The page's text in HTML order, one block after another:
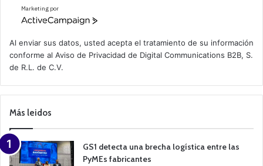
Marketing por
A
v
e
a
m
a
n
Al enviar sus datos, usted acepta el tratamiento de su información
conforme al Aviso de Privacidad de Digital Communications B2B, S.
de R.L. de C.V.
Más leidos
GS1 detecta una brecha logística entre las
PyMEs fabricantes